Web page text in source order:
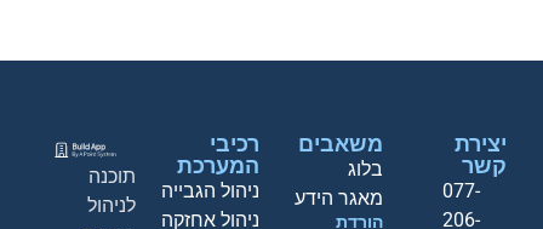
תוכנה
לניהול
רכיבי
המערכת
ניהול הגבייה
ניהול אחזקה
משאבים
בלוג
מאגר הידע
הורדת
יצירת
קשר
077-
206-